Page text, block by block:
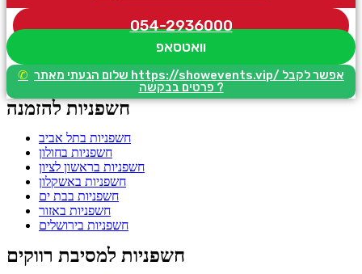
054-2936000
וואטסאפ
שלום הגעתי מאתר https://showevents.vip/ אפשר לקבל
פרטים בבקשה ?
חשפניות להזמנה
חשפניות בתל אביב
חשפניות בחולון
חשפניות בראשון לציון
חשפניות באשקלון
חשפניות בבת ים
חשפניות באזור
חשפניות בירושלים
חשפניות למסיבת רווקים